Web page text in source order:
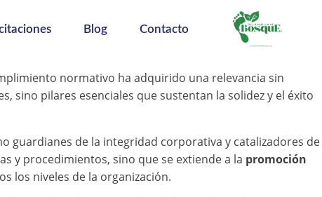
Blog Contacto
normativo ha adquirido una relevancia sin
sino pilares esenciales que sustentan la solidez y el éxito
guardianes de la integridad corporativa y catalizadores de
y procedimientos, sino que se extiende a la promoción
los niveles de la organización.